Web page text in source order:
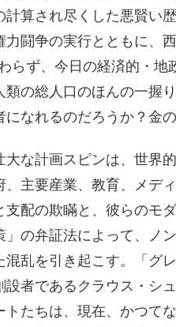
算され尽くした悪賢い
力闘争の実行とともに、
らず、今日の経済的・地
類の総人口のほんの一握
なれるのだろうか？金の
大な計画スピンは、世界
、主要産業、教育、メデ
支配の欺瞞と、彼らのモ
」の弁証法によって、ノ
混乱を引き起こす。「グ
設者であるクラウス・シ
たちは、現在、かつて